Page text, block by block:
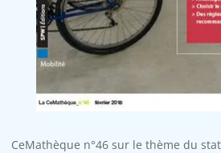
CeMathèque n°46 sur le thème du